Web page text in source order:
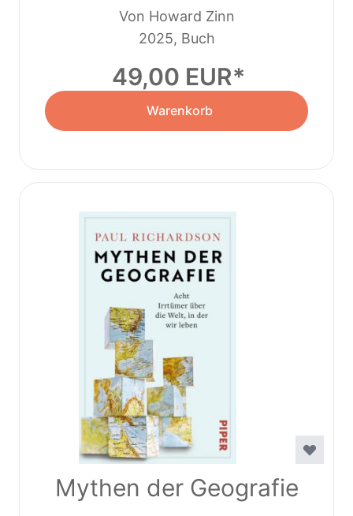
Von Howard Zinn
2025, Buch
49,00 EUR
Warenkorb
Mythen der Geografie